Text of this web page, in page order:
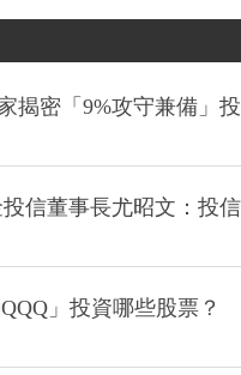
揭密「9%攻守兼備」投
信董事長尤昭文：投信
」投資哪些股票？